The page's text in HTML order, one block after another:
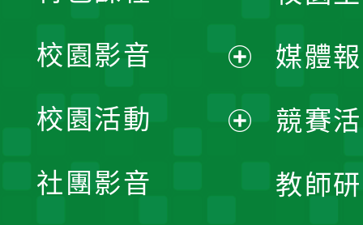
媒體
競賽
教師
校園影音
開
校園活動
社團影音